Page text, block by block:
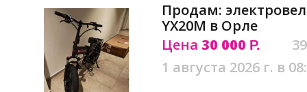
Продам:
YX20M в Орле
Цена 30 000 Р.
1 августа 2026 г. в